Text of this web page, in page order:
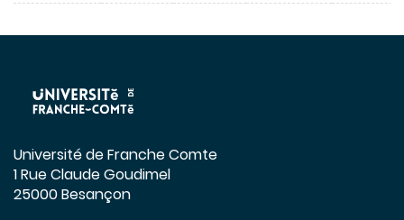
Université de Franche Comte
1 Rue Claude Goudimel
25000 Besançon